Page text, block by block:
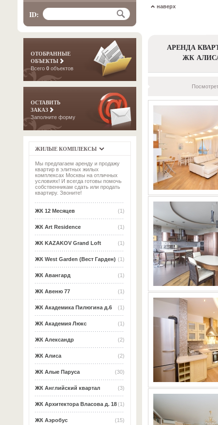
ID:
ОТОБРАННЫЕ
ОБЪЕКТЫ
Всего 0 объектов
ОСТАВИТЬ
ЗАКАЗ
Заполните форму
ЖИЛЫЕ КОМПЛЕКСЫ
Мы предлагаем аренду и продажу
квартир в элитных жилых
комплексах Москвы на отличных
условиях! И всегда готовы помочь
собственникам сдать или продать
квартиру. Звоните!
(1)
ЖК 12 Месяцев
(1)
ЖК Art Residence
(1)
ЖК KAZAKOV Grand Loft
(1)
ЖК West Garden (Вест Гарден)
(1)
ЖК Авангард
(1)
ЖК Авеню 77
(1)
ЖК Академика Пилюгина д.6
(1)
ЖК Академия Люкс
(2)
ЖК Александр
(2)
ЖК Алиса
(30)
ЖК Алые Паруса
(3)
ЖК Английский квартал
(1)
ЖК Архитектора Власова д. 18
(15)
ЖК Аэробус
наверх
АРЕНДА
ЖК